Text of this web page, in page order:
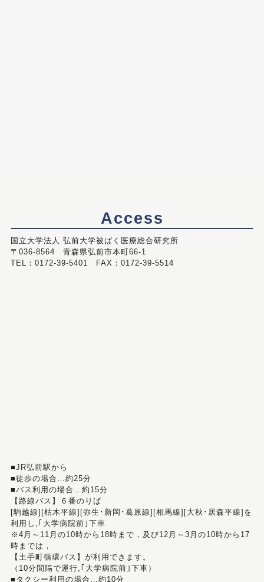
Access
国立大学法人 弘前大学被ばく医療総合研究所
〒036-8564 青森県弘前市本町66-1
TEL：0172-39-5401 FAX：0172-39-5514
■JR弘前駅から
■徒歩の場合…約25分
■バス利用の場合…約15分
【路線バス】６番のりば
[駒越線][枯木平線][弥生･新岡･葛原線][相馬線][大秋･居森平線]を
利用し,｢大学病院前｣下車
※4月～11月の10時から18時まで，及び12月～3月の10時から17
時までは，
【土手町循環バス】が利用できます。
（10分間隔で運行,｢大学病院前｣下車）
■タクシー利用の場合…約10分